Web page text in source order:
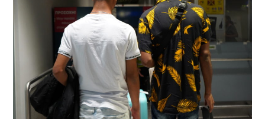
ασυνόδευτων